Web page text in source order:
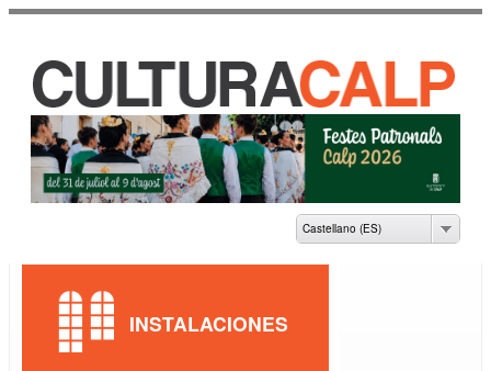
principal
CASA DE CULTURA
JAUME PASTOR I
Castellano (ES)
INSTALACIONES